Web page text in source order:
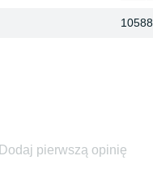
10588
Dodaj pierwszą opinię